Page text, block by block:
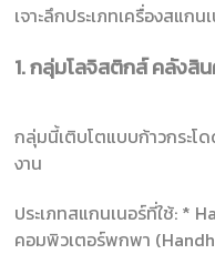
เจาะลึกประเภทเครื่องสแ
1. กลุ่มโลจิสติกส์ คลังสิ
กลุ่มนี้เติบโตแบบก้าวกระโ
งาน
ประเภทสแกนเนอร์ที่ใช้: *
คอมพิวเตอร์พกพา